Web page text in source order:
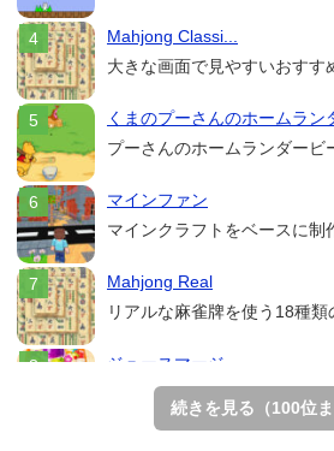
Mahjong Classi...
大きな画面で見やすいおすす
くまのプーさんのホームラン
プーさんのホームランダービ
マインファン
マインクラフトをベースに制
Mahjong Real
リアルな麻雀牌を使う18種類
ジュースマージ
フルーツを2つで合体させる
続きを見る（100位ま